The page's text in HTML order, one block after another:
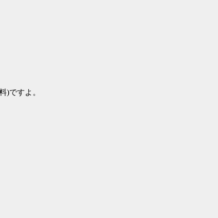
)ですよ。